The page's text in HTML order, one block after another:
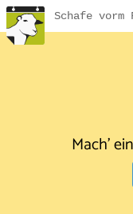
Schafe vorm
Mach'